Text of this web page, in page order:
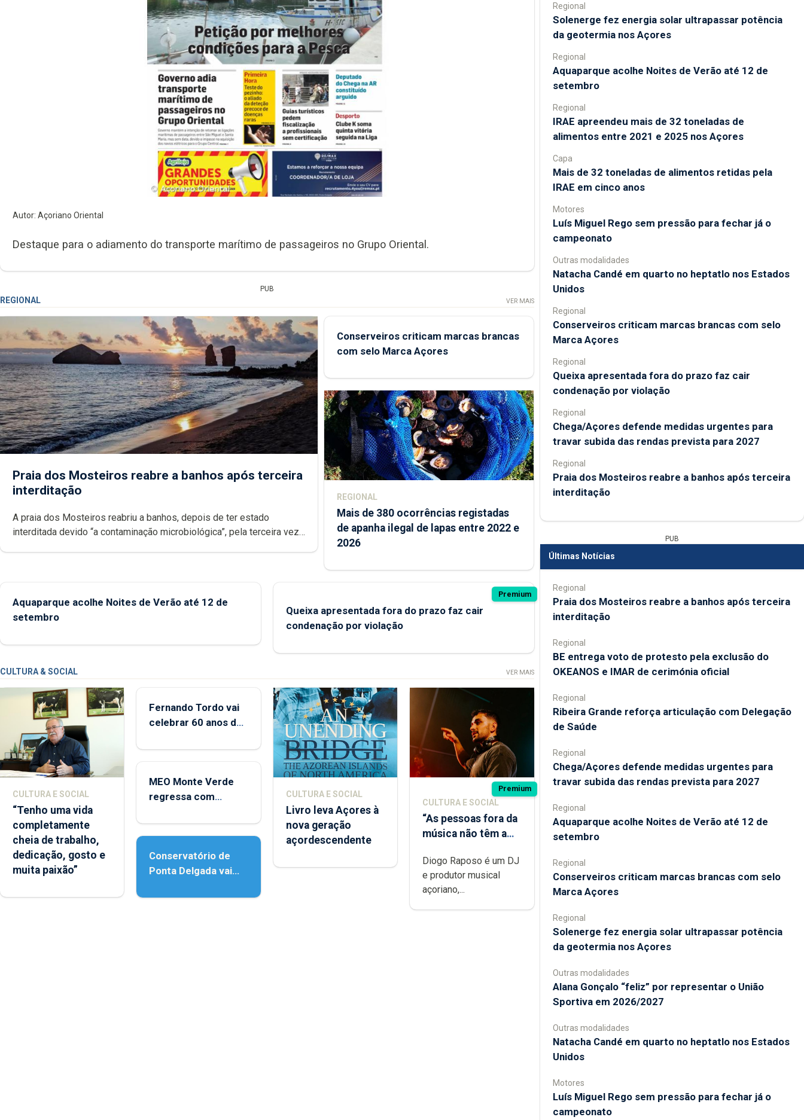
Autor: Açoriano Oriental
Destaque para o adiamento do transporte marítimo de passageiros no Grupo Oriental.
PUB
REGIONAL VER MAIS
Praia dos Mosteiros reabre a banhos após terceira
interditação
A praia dos Mosteiros reabriu a banhos, depois de ter estado
interditada devido “a contaminação microbiológica”, pela terceira vez
Conserveiros criticam marcas brancas
com selo Marca Açores
REGIONAL
Mais de 380 ocorrências registadas
de apanha ilegal de lapas entre 2022 e
2026
Aquaparque acolhe Noites de Verão até 12 de
setembro
Premium
Queixa apresentada fora do prazo faz cair
condenação por violação
CULTURA & SOCIAL VER MAIS
CULTURA E SOCIAL
“Tenho uma vida
completamente
cheia de trabalho,
dedicação, gosto e
muita paixão”
Fernando Tordo vai
celebrar 60 anos de
Micaelense
MEO Monte Verde
regressa com
acessibilidade
Conservatório de
Ponta Delgada vai
instrumentos
CULTURA E SOCIAL
Livro leva Açores à
nova geração
açordescendente
Premium
CULTURA E SOCIAL
“As pessoas fora da
música não têm a
difícil é produzir
uma música”
Diogo Raposo é um DJ
e produtor musical
açoriano,...
Regional
Solenerge fez energia solar ultrapassar potência
da geotermia nos Açores
Regional
Aquaparque acolhe Noites de Verão até 12 de
setembro
Regional
IRAE apreendeu mais de 32 toneladas de
alimentos entre 2021 e 2025 nos Açores
Capa
Mais de 32 toneladas de alimentos retidas pela
IRAE em cinco anos
Motores
Luís Miguel Rego sem pressão para fechar já o
campeonato
Outras modalidades
Natacha Candé em quarto no heptatlo nos Estados
Unidos
Regional
Conserveiros criticam marcas brancas com selo
Marca Açores
Regional
Queixa apresentada fora do prazo faz cair
condenação por violação
Regional
Chega/Açores defende medidas urgentes para
travar subida das rendas prevista para 2027
Regional
Praia dos Mosteiros reabre a banhos após terceira
interditação
PUB
Últimas Notícias
Regional
Praia dos Mosteiros reabre a banhos após terceira
interditação
Regional
BE entrega voto de protesto pela exclusão do
OKEANOS e IMAR de cerimónia oficial
Regional
Ribeira Grande reforça articulação com Delegação
de Saúde
Regional
Chega/Açores defende medidas urgentes para
travar subida das rendas prevista para 2027
Regional
Aquaparque acolhe Noites de Verão até 12 de
setembro
Regional
Conserveiros criticam marcas brancas com selo
Marca Açores
Regional
Solenerge fez energia solar ultrapassar potência
da geotermia nos Açores
Outras modalidades
Alana Gonçalo “feliz” por representar o União
Sportiva em 2026/2027
Outras modalidades
Natacha Candé em quarto no heptatlo nos Estados
Unidos
Motores
Luís Miguel Rego sem pressão para fechar já o
campeonato